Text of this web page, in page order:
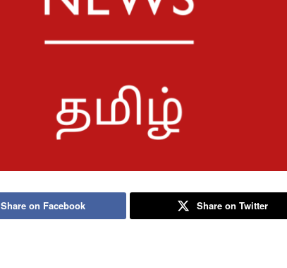
Share on Facebook Share on Twitter